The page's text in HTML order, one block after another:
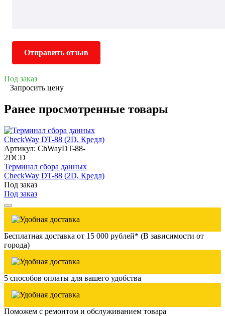
Отправить отзыв
Под заказ
Запросить цену
Ранее просмотренные товары
Артикул: ChWayDT-88-
2DCD
Терминал сбора данных
CheckWay DT-88 (2D, Кредл)
Под заказ
Под заказ
Бесплатная доставка от 15 000 рублей* (В зависимости от
города)
5 способов оплаты для вашего удобства
Поможем с ремонтом и обслуживанием товара